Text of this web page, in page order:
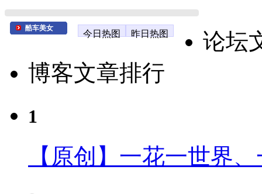
酷车美女
今日热图 昨日热图
论坛
博客文章排行
1
【原创】一花一世界